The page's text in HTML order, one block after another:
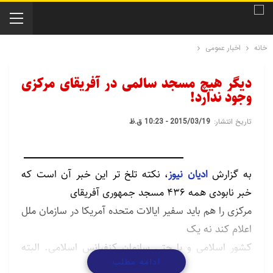
خانه اخبار عمومی
دیگر هیچ مسجد سالمی در آفریقای مرکزی
وجود ندارد!
تاریخ انتشار: 2015/03/19 - 10:23 ق.ظ
به گزارشادیان نیوز، نکته تلخ تر این خبر آن است که
خبر نابودی همه 436 مسجد جمهوری آفریقای
مرکزی را هم باید سفیر ایالات متحده آمریکا در سازمان ملل
اعلام کند نه یک
کشور اسلامی و یا حتی سازمان کنفرانس اسلامی. البته
“سامانتا پاور” گفته
ادامه مطلب